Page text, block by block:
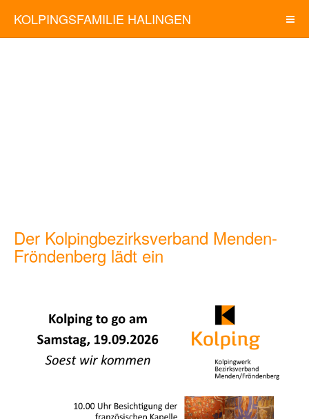
KOLPINGSFAMILIE HALINGEN
Der Kolpingbezirksverband Menden-
Fröndenberg lädt ein